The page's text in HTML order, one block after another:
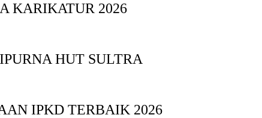
KARIKATUR 2026
HUT SULTRA
IPKD TERBAIK 2026